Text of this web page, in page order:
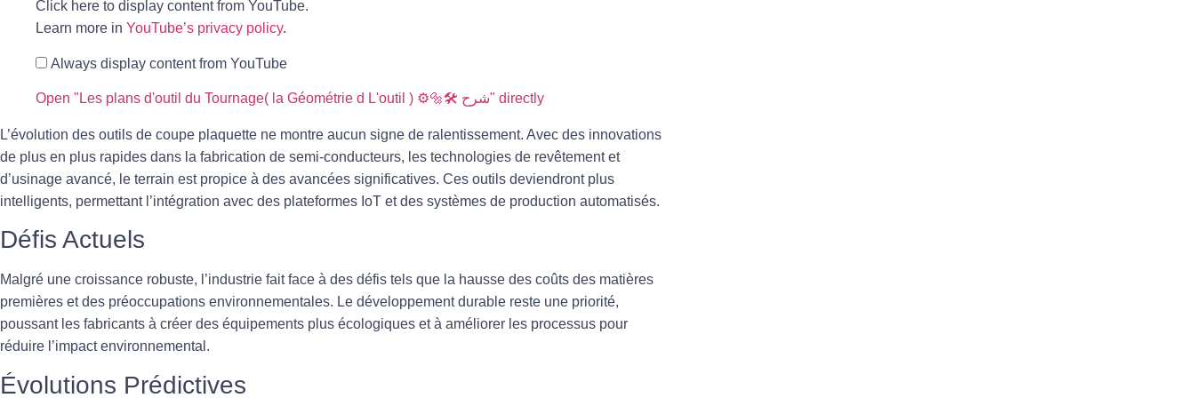
Click here to display content from YouTube.
Learn more in YouTube’s privacy policy.
Always display content from YouTube
Open "Les plans d'outil du Tournage( la Géométrie d L'outil ) ⚙️🔩🛠 شرح" directly
L’évolution des outils de coupe plaquette ne montre aucun signe de ralentissement. Avec des innovations
de plus en plus rapides dans la fabrication de semi-conducteurs, les technologies de revêtement et
d’usinage avancé, le terrain est propice à des avancées significatives. Ces outils deviendront plus
intelligents, permettant l’intégration avec des plateformes IoT et des systèmes de production automatisés.
Défis Actuels
Malgré une croissance robuste, l’industrie fait face à des défis tels que la hausse des coûts des matières
premières et des préoccupations environnementales. Le développement durable reste une priorité,
poussant les fabricants à créer des équipements plus écologiques et à améliorer les processus pour
réduire l’impact environnemental.
Évolutions Prédictives